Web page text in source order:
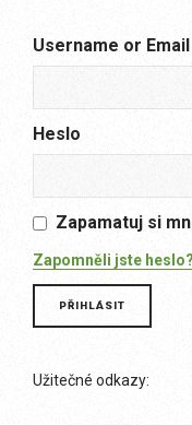
Username or Email
Heslo
Zapamatuj si
Zapomněli jste heslo?
Užitečné odkazy: